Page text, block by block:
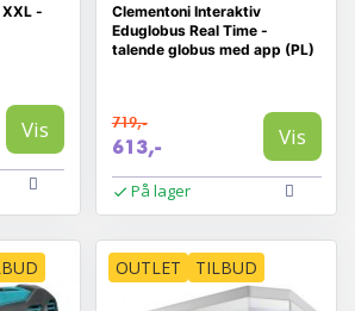
-
Vis
Clementoni Interaktiv
Eduglobus Real Time -
talende globus med app (PL)
719,-
613,- Vis
På lager
OUTLET TILBUD